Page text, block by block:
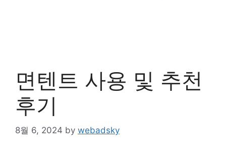
면텐트 사용 및 추천
후기
8월 6, 2024 by webadsky